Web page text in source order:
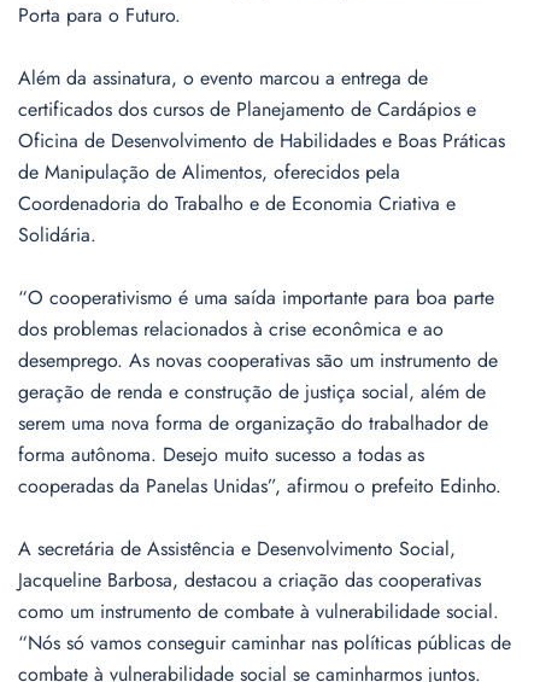
Porta para o Futuro.
Além da assinatura, o evento marcou a entrega de
certificados dos cursos de Planejamento de Cardápios e
Oficina de Desenvolvimento de Habilidades e Boas Práticas
de Manipulação de Alimentos, oferecidos pela
Coordenadoria do Trabalho e de Economia Criativa e
Solidária.
“O cooperativismo é uma saída importante para boa parte
dos problemas relacionados à crise econômica e ao
desemprego. As novas cooperativas são um instrumento de
geração de renda e construção de justiça social, além de
serem uma nova forma de organização do trabalhador de
forma autônoma. Desejo muito sucesso a todas as
cooperadas da Panelas Unidas”, afirmou o prefeito Edinho.
A secretária de Assistência e Desenvolvimento Social,
Jacqueline Barbosa, destacou a criação das cooperativas
como um instrumento de combate à vulnerabilidade social.
“Nós só vamos conseguir caminhar nas políticas públicas de
combate à vulnerabilidade social se caminharmos juntos.